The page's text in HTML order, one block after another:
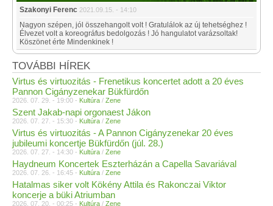
Szakonyi Ferenc 2021.09.15. - 14:10
Nagyon szépen, jól összehangolt volt ! Gratulálok az új tehetséghez !
Élvezet volt a koreográfus bedolgozás ! Jó hangulatot varázsoltak!
Köszönet érte Mindenkinek !
TOVÁBBI HÍREK
Virtus és virtuozitás - Frenetikus koncertet adott a 20 éves
Pannon Cigányzenekar Bükfürdőn
2026. 07. 29. - 19:00 - Kultúra / Zene
Szent Jakab-napi orgonaest Jákon
2026. 07. 27. - 15:30 - Kultúra / Zene
Virtus és virtuozitás - A Pannon Cigányzenekar 20 éves
jubileumi koncertje Bükfürdőn (júl. 28.)
2026. 07. 27. - 14:30 - Kultúra / Zene
Haydneum Koncertek Eszterházán a Capella Savariával
2026. 07. 26. - 16:45 - Kultúra / Zene
Hatalmas siker volt Kökény Attila és Rakonczai Viktor
koncerje a büki Atriumban
2026. 07. 20. - 00:25 - Kultúra / Zene